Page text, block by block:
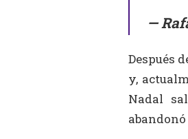
—
Después
y,
Nadal